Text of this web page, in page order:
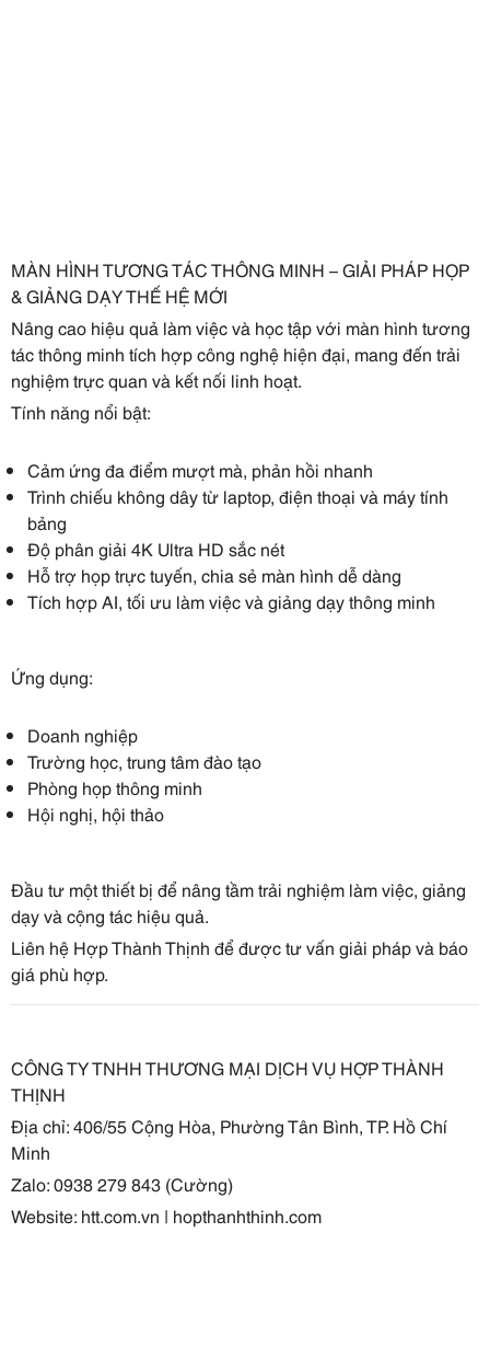
MÀN HÌNH TƯƠNG TÁC THÔNG MINH – GIẢI PHÁP HỌP
& GIẢNG DẠY THẾ HỆ MỚI
Nâng cao hiệu quả làm việc và học tập với màn hình tương
tác thông minh tích hợp công nghệ hiện đại, mang đến trải
nghiệm trực quan và kết nối linh hoạt.
Tính năng nổi bật:
Cảm ứng đa điểm mượt mà, phản hồi nhanh
Trình chiếu không dây từ laptop, điện thoại và máy tính
bảng
Độ phân giải 4K Ultra HD sắc nét
Hỗ trợ họp trực tuyến, chia sẻ màn hình dễ dàng
Tích hợp AI, tối ưu làm việc và giảng dạy thông minh
Ứng dụng:
Doanh nghiệp
Trường học, trung tâm đào tạo
Phòng họp thông minh
Hội nghị, hội thảo
Đầu tư một thiết bị để nâng tầm trải nghiệm làm việc, giảng
dạy và cộng tác hiệu quả.
Liên hệ Hợp Thành Thịnh để được tư vấn giải pháp và báo
giá phù hợp.
CÔNG TY TNHH THƯƠNG MẠI DỊCH VỤ HỢP THÀNH
THỊNH
Địa chỉ: 406/55 Cộng Hòa, Phường Tân Bình, TP. Hồ Chí
Minh
Zalo: 0938 279 843 (Cường)
Website: htt.com.vn | hopthanhthinh.com